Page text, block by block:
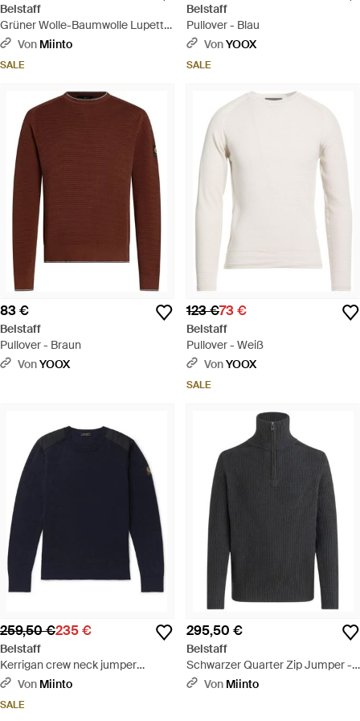
Belstaff
Grüner Wolle-Baumwolle Lupetto
Stanley Pullover - Grau
Von Miinto
SALE
Belstaff
Pullover - Blau
VonYOOX
SALE
83 €
Belstaff
Pullover - Braun
VonYOOX
123 €73 €
Belstaff
Pullover - Weiß
VonYOOX
SALE
259,50 €235 €
Belstaff
Kerrigan crew neck jumper
merino wolle gewaschene marine
Von Miinto
SALE
295,50 €
Belstaff
Schwarzer Quarter Zip Jumper -
Schwarz
Von Miinto